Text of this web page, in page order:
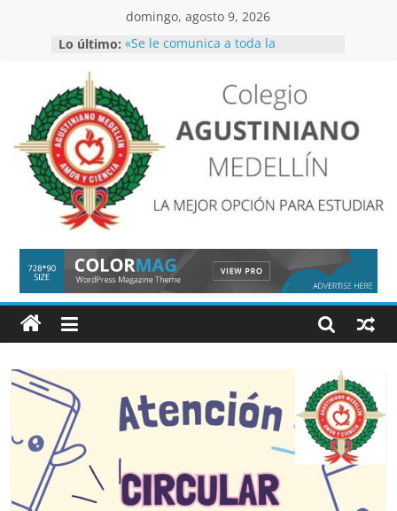
contenido
domingo, agosto 9, 2026
Lo último: «Se le comunica a toda la
simulacro de evacuación se llevará
a cabo entre el 01 y 05 de junio
CIRCULAR CATEDRA SOCIO-
EMOCIONAL
Inscripciones 2027
Inscripciones
COLEGIO
AGUSTINIANO
MEDELLIN
LA
MEJOR
PARA
ESTUDIAR